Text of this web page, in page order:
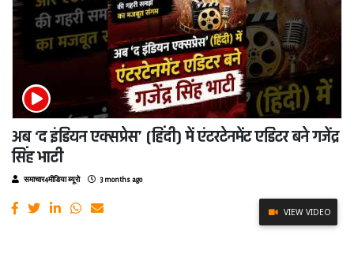
अब ‘द इंडियन एक्सप्रेस’ (हिंदी) में एंटरटेनमेंट एडिटर बने गजेंद्र
सिंह भाटी
समाचार4मीडिया ब्यूरो 3 months ago
VIEW VIDEO